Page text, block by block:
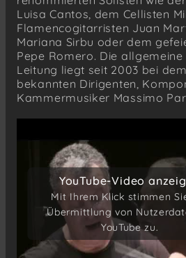
Luisa Cantos, dem Cellisten
Flamencogitarristen Juan
Mariana Sirbu oder dem
Pepe Romero. Die
Leitung liegt seit 2003 bei
bekannten Dirigenten,
Kammermusiker Massimo
YouTube-Video
Mit Ihrem Klick stimmen
Übermittlung von
YouTube zu.
YouTube-Video
Mit Ihrem Klick stimmen
Übermittlung von
YouTube zu.